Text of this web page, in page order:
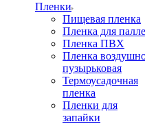
Пленки
Пищевая пленка
Пленка для
Пленка ПВХ
Пленка
пузырьковая
Термоусадочная
пленка
Пленки для
запайки